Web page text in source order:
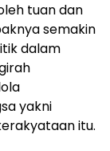
tuan dan
semakin
dalam
yakni
itu.